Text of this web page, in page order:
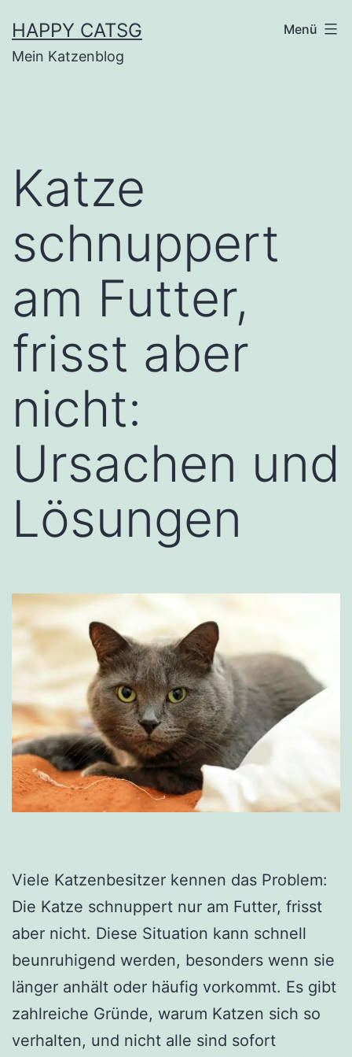
Inhalt
springen
HAPPY CATSG
Mein Katzenblog
Menü
Katze
schnuppert
am Futter,
frisst aber
nicht:
Ursachen und
Lösungen
Viele Katzenbesitzer kennen das Problem:
Die Katze schnuppert nur am Futter, frisst
aber nicht. Diese Situation kann schnell
beunruhigend werden, besonders wenn sie
länger anhält oder häufig vorkommt. Es gibt
zahlreiche Gründe, warum Katzen sich so
verhalten, und nicht alle sind sofort